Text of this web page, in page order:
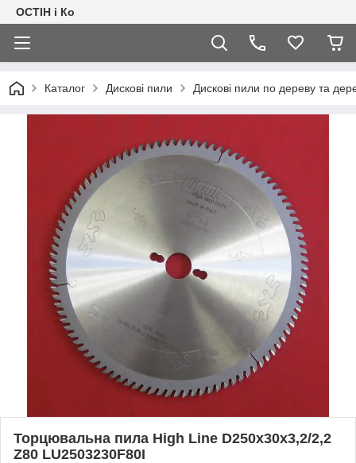
ОСТІН і Ко
Каталог Дискові пили Дискові пили по дереву та
Торцювальна пила High Line D250x30x3,2/2,2
Z80 LU2503230F80I